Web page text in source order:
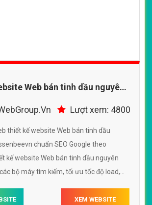
Web bán tinh dầu nguyên
Lượt xem: 4800
thiết kế website Web bán tinh dầu
chuẩn SEO Google theo
kế website Web bán tinh dầu nguyên
bộ máy tìm kiếm, tối ưu tốc độ load,
- UX giúp tăng trải nghiệm người dùng
bán tinh dầu nguyên chất essenbeevn
XEM WEBSITE